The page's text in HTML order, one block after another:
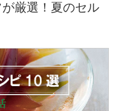
厳選！夏のセル